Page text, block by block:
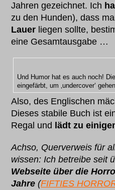
Jahren gezeichnet. Ich
zu den Hunden), dass
Lauer liegen sollte,
eine Gesamtausgabe …
Und Humor hat es auch noch!
eingefärbt, um ‚undercover‘
Also, des Englischen
Dieses stabile Buch ist
Regal und lädt zu
Achso, Querverweis für
wissen: Ich betreibe seit
Webseite über die
Jahre (FIFTIES